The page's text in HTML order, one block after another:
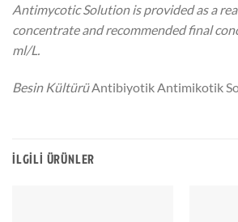
Antimycotic Solution is provided as a
concentrate and recommended final
ml/L.
Besin KültürüAntibiyotik Antimikotik
İLGILI ÜRÜNLER